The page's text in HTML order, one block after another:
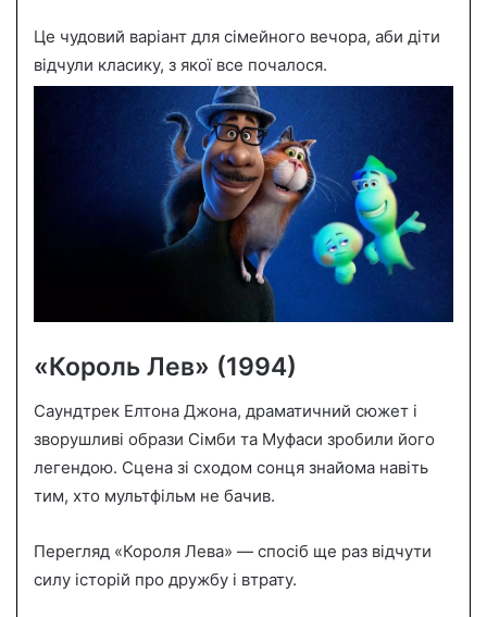
Це чудовий варіант для сімейного вечора, аби діти
відчули класику, з якої все почалося.
«Король Лев» (1994)
Саундтрек Елтона Джона, драматичний сюжет і
зворушливі образи Сімби та Муфаси зробили його
легендою. Сцена зі сходом сонця знайома навіть
тим, хто мультфільм не бачив.
Перегляд «Короля Лева» — спосіб ще раз відчути
силу історій про дружбу і втрату.